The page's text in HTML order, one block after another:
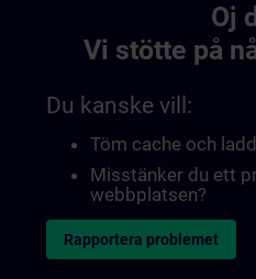
Oj
Vi stötte på
Du kanske vill:
Töm cache och
Misstänker du ett
webbplatsen?
Rapportera problemet